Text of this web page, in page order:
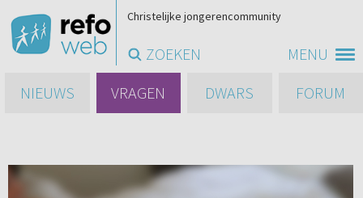
MENU
Christelijke jongerencommunity
ZOEKEN
NIEUWS
VRAGEN DWARS FORUM